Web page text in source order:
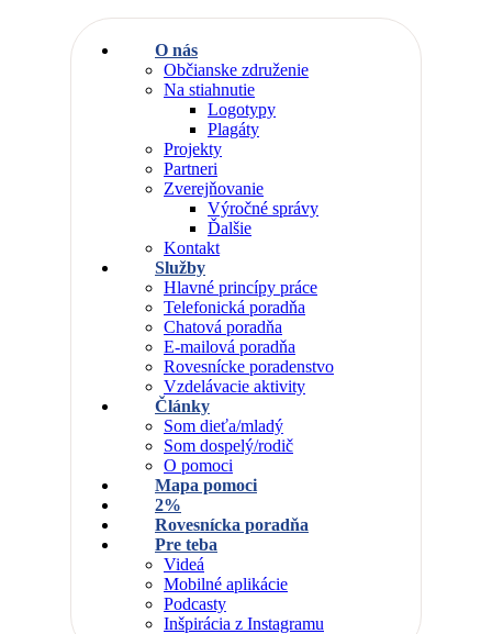
O nás
Občianske združenie
Na stiahnutie
Logotypy
Plagáty
Projekty
Partneri
Zverejňovanie
Výročné správy
Ďalšie
Kontakt
Služby
Hlavné princípy práce
Telefonická poradňa
Chatová poradňa
E-mailová poradňa
Rovesnícke poradenstvo
Vzdelávacie aktivity
Články
Som dieťa/mladý
Som dospelý/rodič
O pomoci
Mapa pomoci
2%
Rovesnícka poradňa
Pre teba
Videá
Mobilné aplikácie
Podcasty
Inšpirácia z Instagramu